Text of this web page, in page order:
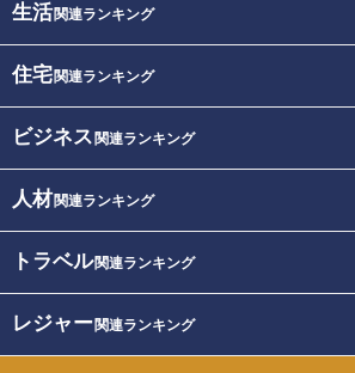
生活関連ランキング
住宅関連ランキング
ビジネス 関連ランキング
人材関連ランキング
トラベル関連ランキング
レジャー関連ランキング